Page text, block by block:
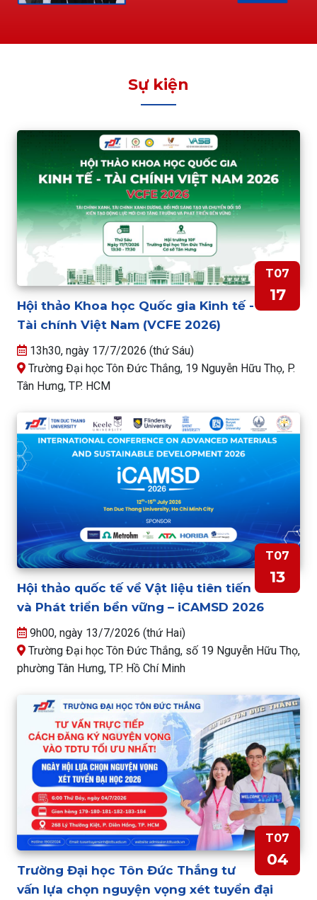
Sự kiện
T07
17
Hội thảo Khoa học Quốc gia Kinh tế -
Tài chính Việt Nam (VCFE 2026)
13h30, ngày 17/7/2026 (thứ Sáu)
Trường Đại học Tôn Đức Thắng, 19 Nguyễn Hữu Thọ, P.
Tân Hưng, TP. HCM
T07
13
Hội thảo quốc tế về Vật liệu tiên tiến
và Phát triển bền vững – iCAMSD 2026
9h00, ngày 13/7/2026 (thứ Hai)
Trường Đại học Tôn Đức Thắng, số 19 Nguyễn Hữu Thọ,
phường Tân Hưng, TP. Hồ Chí Minh
T07
04
Trường Đại học Tôn Đức Thắng tư
vấn lựa chọn nguyện vọng xét tuyển đại